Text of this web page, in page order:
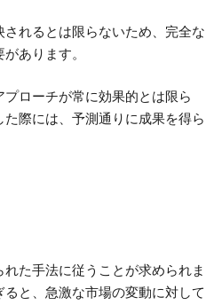
れるとは限らないため、完全な
あります。
ローチが常に効果的とは限ら
際には、予測通りに成果を得ら
た手法に従うことが求められま
と、急激な市場の変動に対して